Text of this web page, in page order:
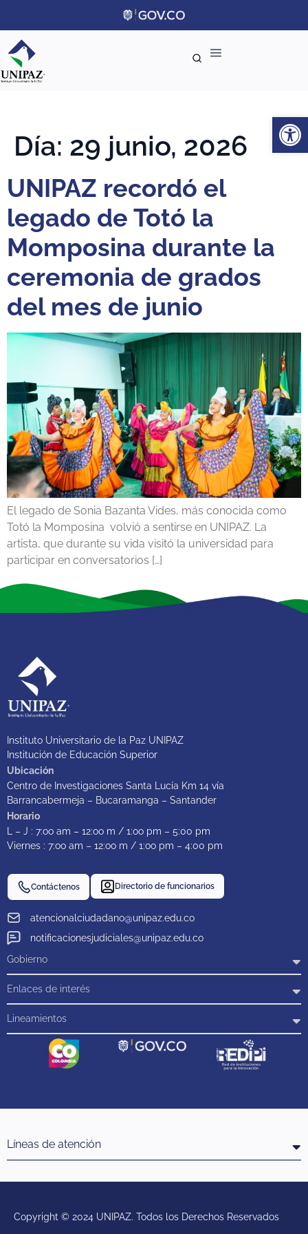
Día: 29 junio, 2026
UNIPAZ recordó el
legado de Totó la
Momposina durante la
ceremonia de grados
del mes de junio
El legado de Sonia Bazanta Vides, más conocida como
Totó la Momposina volvió a sentirse en UNIPAZ. La
artista, que durante su vida visitó la universidad para
participar en conversatorios […]
Instituto Universitario de la Paz UNIPAZ
Institución de Educación Superior
Ubicación
Centro de Investigaciones Santa Lucía Km 14 vía
Barrancabermeja – Bucaramanga – Santander
Horario
L – J : 7:oo am – 12:oo m / 1:oo pm – 5:00 pm
Viernes : 7:oo am – 12:oo m / 1:oo pm – 4:00 pm
atencionalciudadano@unipaz.edu.co
notificacionesjudiciales@unipaz.edu.co
Contáctenos Directorio de funcionarios
Gobierno
Enlaces de interés
Lineamientos
Líneas de atención
Copyright © 2024 UNIPAZ. Todos los Derechos Reservados